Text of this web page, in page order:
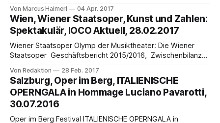
uraufgeführt, 1833 fand die österreichische Erstaufführung
in Wien am Kärntnertortheater statt. Die Partie der Norma
schuf Bellini, wie auch die Amina in La Sonnambula, für
Giuditta
Von Marcus Haimerl 04 Apr. 2017
Wien, Wiener Staatsoper, Kunst und Zahlen:
Spektakulär, IOCO Aktuell, 28.02.2017
Wiener Staatsoper Olymp der Musiktheater: Die Wiener
Staatsoper Geschäftsbericht 2015/2016, Zwischenbilanz
rede darüber!" Die Wiener Staatsoper ist der Olymp der
Musiktheater, künstlerisch wie kaufmännisch. Die
Weltgeltung der Staatsoper, von Ioan Holender vor Jahren
kantig geformt, hält der Franzose
Von Redaktion 28 Feb. 2017
Salzburg, Oper im Berg, ITALIENISCHE
OPERNGALA in Hommage Luciano Pavarotti,
30.07.2016
Oper im Berg Festival ITALIENISCHE OPERNGALA in